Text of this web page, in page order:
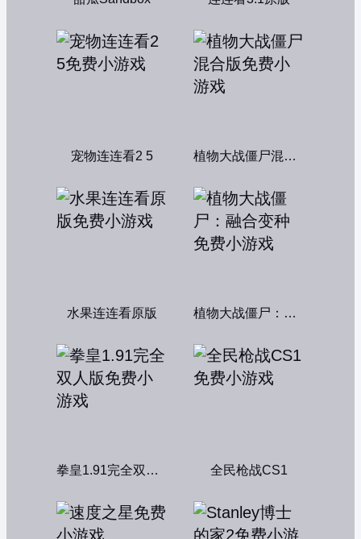
宠物连连看2 5 植物大战僵尸混合版
水果连连看原版 植物大战僵尸：融合变种
拳皇1.91完全双人版 全民枪战CS1